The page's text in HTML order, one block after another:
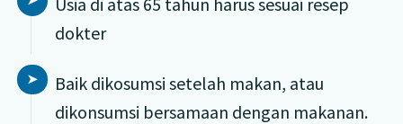
dokter
Baik dikosumsi setelah makan, atau
dikonsumsi bersamaan dengan makanan.